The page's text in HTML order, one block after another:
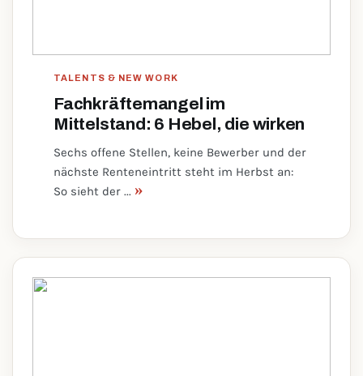
TALENTS & NEW WORK
Fachkräftemangel im
Mittelstand: 6 Hebel, die wirken
Sechs offene Stellen, keine Bewerber und der
nächste Renteneintritt steht im Herbst an:
So sieht der ... »